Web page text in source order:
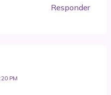
Responder
PM